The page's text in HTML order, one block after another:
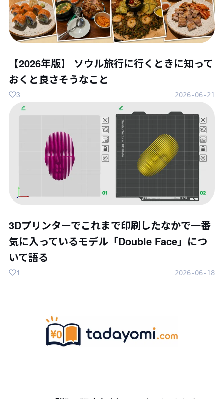
【2026年版】 ソウル旅行に行くときに知って
おくと良さそうなこと
2026-06-21
3
3Dプリンターでこれまで印刷したなかで一番
気に入っているモデル「Double Face」につ
いて語る
2026-06-18
1